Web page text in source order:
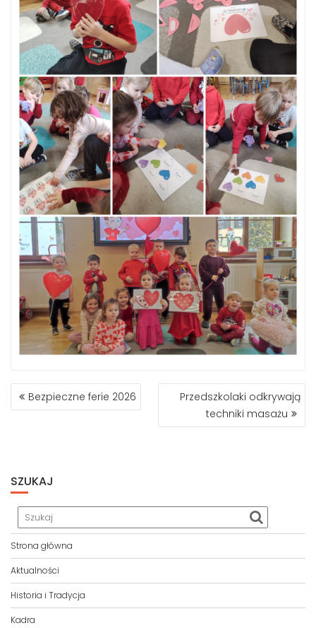
NAWIGACJA
WPISU
Bezpieczne ferie 2026
Przedszkolaki odkrywają
techniki masażu
SZUKAJ
Strona główna
Aktualności
Historia i Tradycja
Kadra